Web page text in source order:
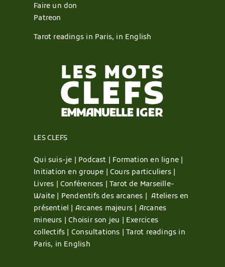
Faire un don
Patreon
Tarot readings in Paris, in English
LES CLEFS
Qui suis-je | Podcast | Formation en ligne |
Initiation en groupe |Cours particuliers |
Livres |Conférences |Tarot de Marseille-
Waite | Pendentifs des arcanes |Ateliers en
présentiel | Arcanes majeurs | Arcanes
mineurs |Choisir son jeu | Exercices
collectifs | Consultations |
Tarot readings in
Paris, in English